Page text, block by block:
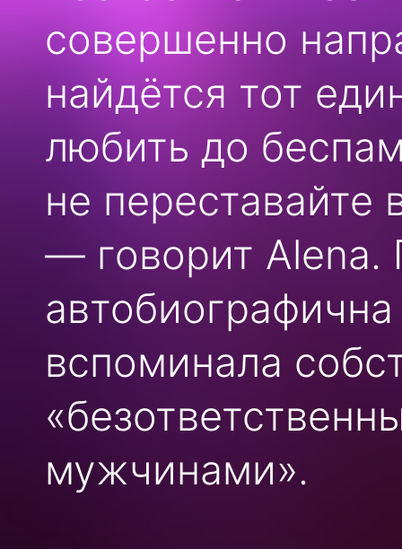
совершенно
найдётся тот
любить до
не
— говорит Alena.
вспоминала
мужчинами».